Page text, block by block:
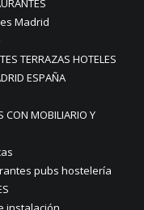
Madrid
TERRAZAS HOTELES
ESPAÑA
CON MOBILIARIO Y
pubs hostelería